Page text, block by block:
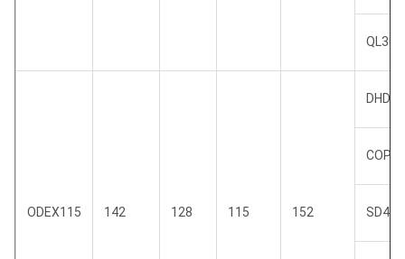
QL30
ODEX115 142 128 115 152
COP44
SD4